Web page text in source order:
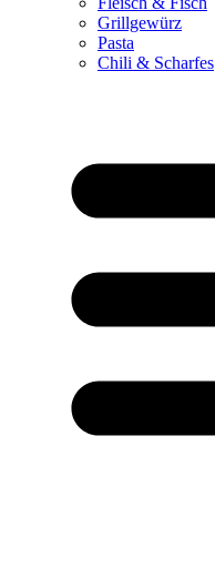
Grillgewürz
Pasta
Chili & Scharfes